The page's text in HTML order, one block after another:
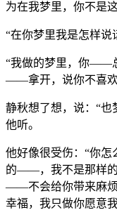
为在我梦里，你不是
“在你梦里我是怎样说
“我做的梦里，你——
——拿开，说你不喜
静秋想了想，说：“
他听。
他好像很受伤：“你
的——，我不是那样
——不会给你带来麻
幸福，我只做你愿意